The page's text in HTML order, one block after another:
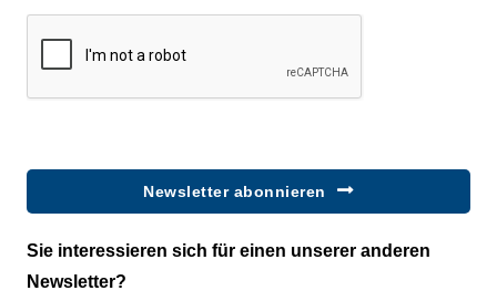
Newsletter abonnieren
Sie interessieren sich für einen unserer anderen
Newsletter?